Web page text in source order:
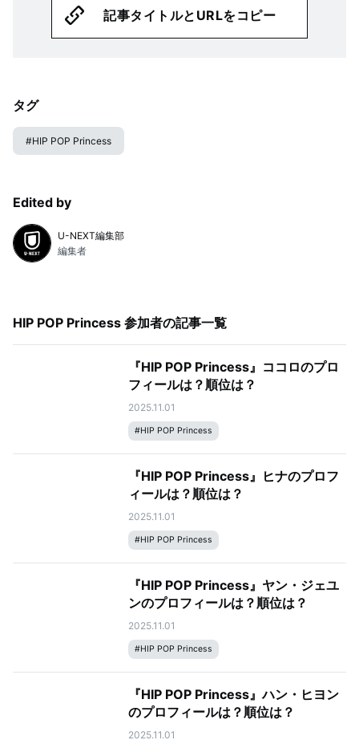
記事タイトルとURLをコピー
タグ
#HIP POP Princess
Edited by
U-NEXT編集部
編集者
HIP POP Princess 参加者の記事一覧
『HIP POP Princess』ココロのプロ
フィールは？順位は？
2025.11.01
#HIP POP Princess
『HIP POP Princess』ヒナのプロフ
ィールは？順位は？
2025.11.01
#HIP POP Princess
『HIP POP Princess』ヤン・ジェユ
ンのプロフィールは？順位は？
2025.11.01
#HIP POP Princess
『HIP POP Princess』ハン・ヒヨン
のプロフィールは？順位は？
2025.11.01